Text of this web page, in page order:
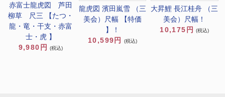
赤富士龍虎図 芦田
柳草 尺三 【たつ・
龍・竜・干支・赤富
士・虎 】
9,980円
(税込)
龍虎図 濱田嵐雪 （三
美会）尺幅 【特価
】！
10,599円
(税込)
大昇鯉 長江桂舟 （三
美会）尺幅！
10,175円
(税込)